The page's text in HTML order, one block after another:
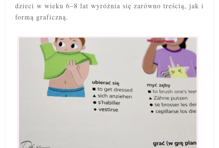
dzieci w wieku 6–8 lat wyróżnia się zarówno treścią, jak i
formą graficzną.